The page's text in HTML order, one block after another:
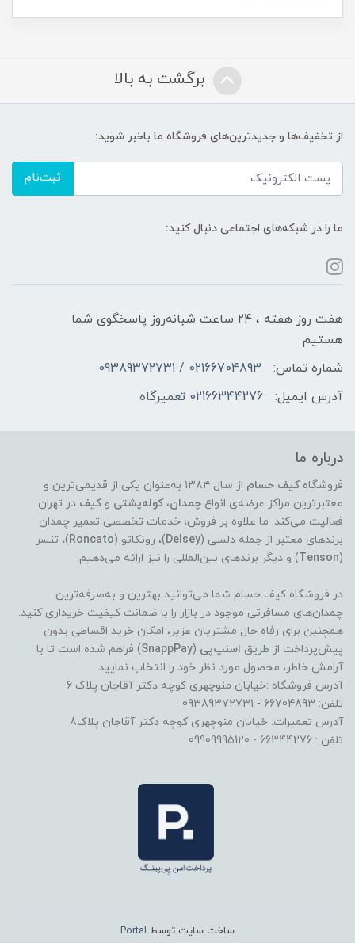
برگشت به بالا
از تخفیف‌ها و جدیدترین‌های فروشگاه ما باخبر شوید:
ثبت‌نام
ما را در شبکه‌های اجتماعی دنبال کنید:
هفت روز هفته ، ۲۴ ساعت شبانه‌روز پاسخگوی شما
هستیم
شماره تماس:
02166704893 / 09389372731
آدرس ایمیل:
02166344276 تعمیرگاه
درباره ما
فروشگاه کیف حسام
از سال ۱۳۸۴ به‌عنوان یکی از قدیمی‌ترین و
معتبرترین مراکز عرضه‌ی انواع چمدان، کوله‌پشتی و کیف در تهران
فعالیت می‌کند. ما علاوه بر فروش، خدمات تخصصی تعمیر چمدان
برندهای معتبر از جمله دلسی (Delsey)، رونکاتو (Roncato)، تنسر
(
Tenson) و دیگر برندهای بین‌المللی را نیز ارائه می‌دهیم.
در فروشگاه کیف حسام شما می‌توانید بهترین و به‌صرفه‌ترین
چمدان‌های مسافرتی موجود در بازار را با ضمانت کیفیت خریداری کنید.
همچنین برای رفاه حال مشتریان عزیز، امکان خرید اقساطی بدون
پیش‌پرداخت از طریق اسنپ‌پی (
SnappPay) فراهم شده است تا با
آرامش خاطر، محصول مورد نظر خود را انتخاب نمایید.
آدرس فروشگاه :خیابان منوچهری کوچه دکتر آقاجان پلاک 6
تلفن: 66704893 - 09389372731
آدرس تعمیرات: خیابان منوچهری کوچه دکتر آقاجان پلاک8
تلفن : 66344276 - 09909995120
ساخت سایت توسط Portal